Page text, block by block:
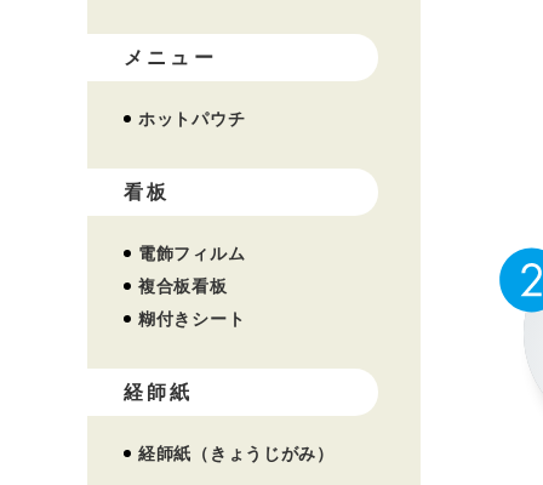
メニュー
ホットパウチ
看板
電飾フィルム
複合板看板
糊付きシート
経師紙
経師紙（きょうじがみ）